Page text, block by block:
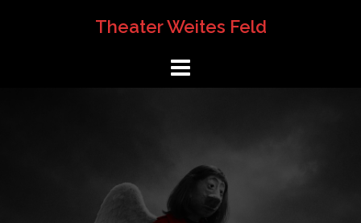
Theater Weites Feld